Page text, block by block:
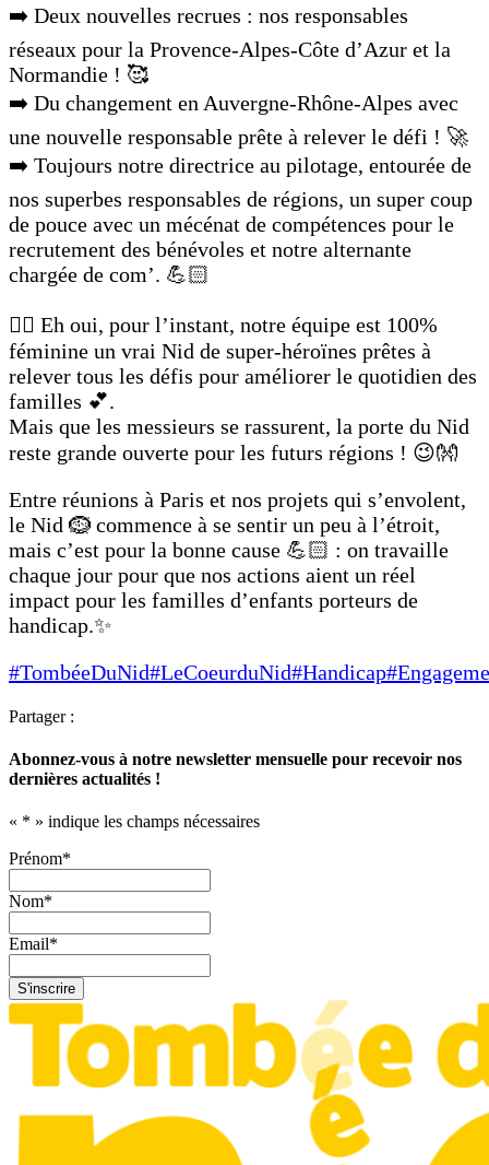
➡️ Deux nouvelles recrues : nos responsables
réseaux pour la Provence-Alpes-Côte d’Azur et la
Normandie ! 🥰
➡️ Du changement en Auvergne-Rhône-Alpes avec
une nouvelle responsable prête à relever le défi ! 🚀
➡️ Toujours notre directrice au pilotage, entourée de
nos superbes responsables de régions, un super coup
de pouce avec un mécénat de compétences pour le
recrutement des bénévoles et notre alternante
chargée de com’. 💪🏻
🦸‍♀️ Eh oui, pour l’instant, notre équipe est 100%
féminine un vrai Nid de super-héroïnes prêtes à
relever tous les défis pour améliorer le quotidien des
familles 💕.
Mais que les messieurs se rassurent, la porte du Nid
reste grande ouverte pour les futurs régions ! 😉👐
Entre réunions à Paris et nos projets qui s’envolent,
le Nid 🪹 commence à se sentir un peu à l’étroit,
mais c’est pour la bonne cause 💪🏻 : on travaille
chaque jour pour que nos actions aient un réel
impact pour les familles d’enfants porteurs de
handicap.✨
#TombéeDuNid#LeCoeurduNid#Handicap
Partager :
Abonnez-vous à notre newsletter mensuelle pour recevoir nos
dernières actualités !
« * » indique les champs nécessaires
Prénom*
Nom*
Email*
S'inscrire